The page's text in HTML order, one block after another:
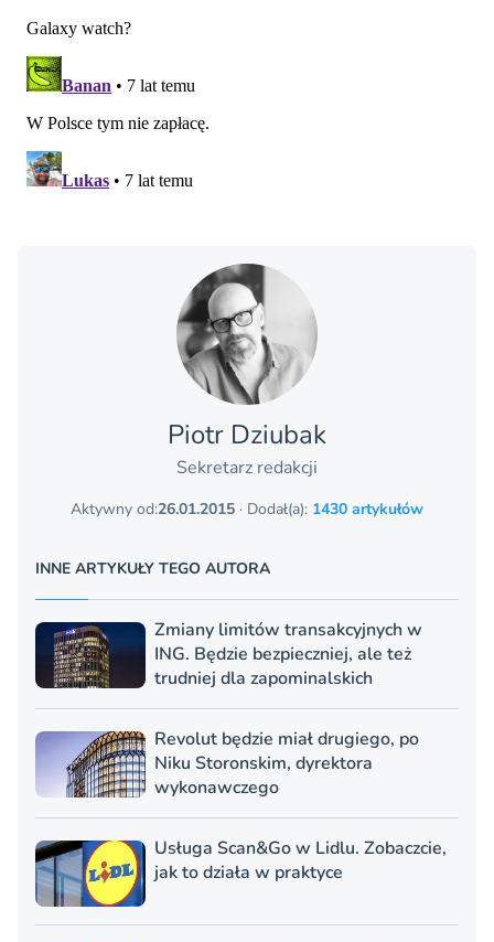
Piotr Dziubak
Sekretarz redakcji
Aktywny od:26.01.2015 · Dodał(a): 1430 artykułów
INNE ARTYKUŁY TEGO AUTORA
Zmiany limitów transakcyjnych w
ING. Będzie bezpieczniej, ale też
trudniej dla zapominalskich
Revolut będzie miał drugiego, po
Niku Storonskim, dyrektora
wykonawczego
Usługa Scan&Go w Lidlu. Zobaczcie,
jak to działa w praktyce